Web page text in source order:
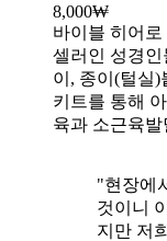
8,000₩
바이블 히어
셀러인 성경
이, 종이(털실
키트를 통해
육과 소근육
"현장에
것이니
지만 저